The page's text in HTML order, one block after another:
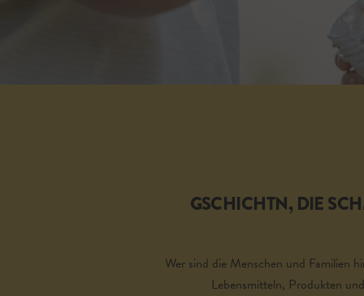
GSCHICHTN, DIE
Wer sind die Menschen und Familien
Lebensmitteln, Produkten